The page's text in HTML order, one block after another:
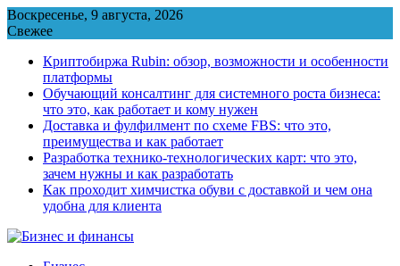
Перейти
к
Воскресенье, 9 августа, 2026
Свежее
Криптобиржа Rubin: обзор, возможности и особенности
платформы
Обучающий консалтинг для системного роста бизнеса:
что это, как работает и кому нужен
Доставка и фулфилмент по схеме FBS: что это,
преимущества и как работает
Разработка технико-технологических карт: что это,
зачем нужны и как разработать
Как проходит химчистка обуви с доставкой и чем она
удобна для клиента